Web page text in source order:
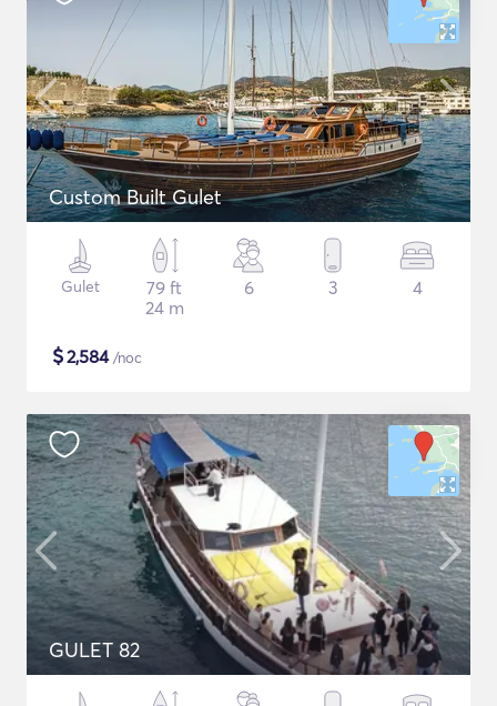
Custom Built Gulet
Gulet
79 ft
24 m
6 3 4
$2,584/noc
GULET 82